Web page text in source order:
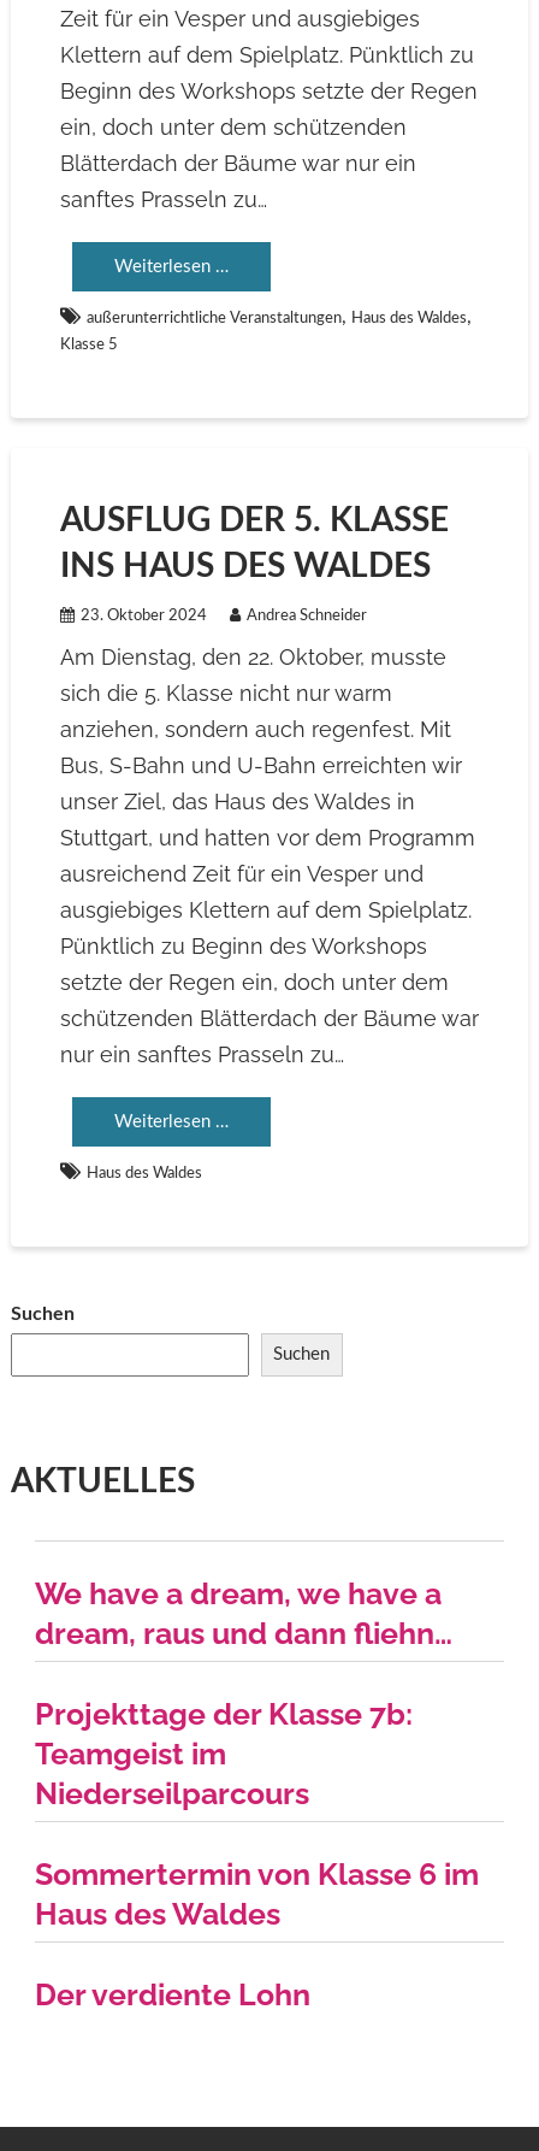
Zeit für ein Vesper und ausgiebiges
Klettern auf dem Spielplatz. Pünktlich zu
Beginn des Workshops setzte der Regen
ein, doch unter dem schützenden
Blätterdach der Bäume war nur ein
sanftes Prasseln zu…
Weiterlesen …
außerunterrichtliche Veranstaltungen, Haus des Waldes,
Klasse 5
AUSFLUG DER 5. KLASSE
INS HAUS DES WALDES
23. Oktober 2024 Andrea Schneider
Am Dienstag, den 22. Oktober, musste
sich die 5. Klasse nicht nur warm
anziehen, sondern auch regenfest. Mit
Bus, S-Bahn und U-Bahn erreichten wir
unser Ziel, das Haus des Waldes in
Stuttgart, und hatten vor dem Programm
ausreichend Zeit für ein Vesper und
ausgiebiges Klettern auf dem Spielplatz.
Pünktlich zu Beginn des Workshops
setzte der Regen ein, doch unter dem
schützenden Blätterdach der Bäume war
nur ein sanftes Prasseln zu…
Weiterlesen …
Haus des Waldes
Suchen
Suchen
AKTUELLES
We have a dream, we have a
dream, raus und dann fliehn…
Projekttage der Klasse 7b:
Teamgeist im
Niederseilparcours
Sommertermin von Klasse 6 im
Haus des Waldes
Der verdiente Lohn